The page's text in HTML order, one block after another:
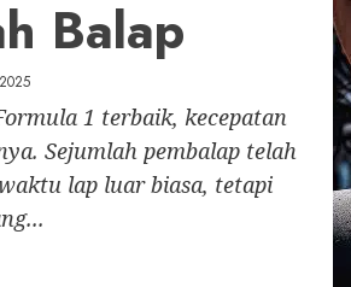
Balap
1 terbaik, kecepatan
Sejumlah pembalap telah
lap luar biasa, tetapi